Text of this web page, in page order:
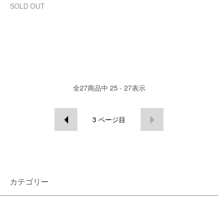
SOLD OUT
全27商品中 25 - 27表示
3 ページ目
カテゴリー